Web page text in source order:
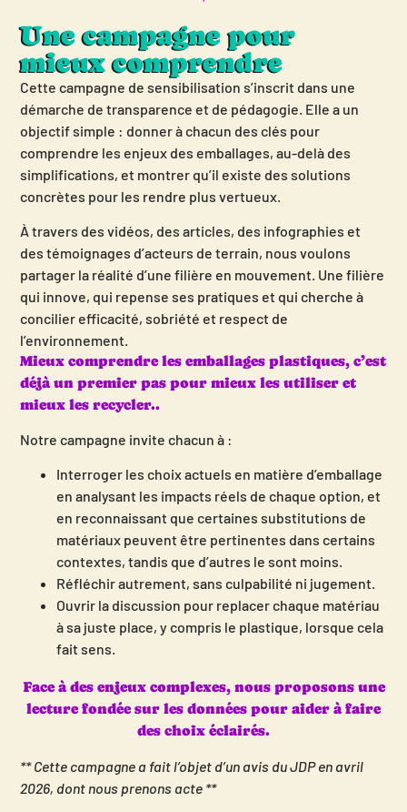
Une campagne pour
mieux comprendre
Cette campagne de sensibilisation s’inscrit dans une
démarche de transparence et de pédagogie. Elle a un
objectif simple : donner à chacun des clés pour
comprendre les enjeux des emballages, au-delà des
simplifications, et montrer qu’il existe des solutions
concrètes pour les rendre plus vertueux.
À travers des vidéos, des articles, des infographies et
des témoignages d’acteurs de terrain, nous voulons
partager la réalité d’une filière en mouvement. Une filière
qui innove, qui repense ses pratiques et qui cherche à
concilier efficacité, sobriété et respect de
l’environnement.
Mieux comprendre les emballages plastiques, c’est
déjà un premier pas pour mieux les utiliser et
mieux les recycler..
Notre campagne invite chacun à :
Interroger les choix actuels en matière d’emballage
en analysant les impacts réels de chaque option, et
en reconnaissant que certaines substitutions de
matériaux peuvent être pertinentes dans certains
contextes, tandis que d’autres le sont moins.
Réfléchir autrement, sans culpabilité ni jugement.
Ouvrir la discussion pour replacer chaque matériau
à sa juste place, y compris le plastique, lorsque cela
fait sens.
Face à des enjeux complexes, nous proposons une
lecture fondée sur les données pour aider à faire
des choix éclairés.
** Cette campagne a fait l’objet d’un avis du JDP en avril
2026, dont nous prenons acte **